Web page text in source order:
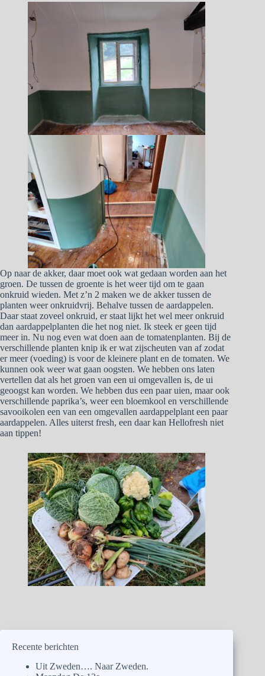
Op naar de akker, daar moet ook wat gedaan worden aan het
groen. De tussen de groente is het weer tijd om te gaan
onkruid wieden. Met z’n 2 maken we de akker tussen de
planten weer onkruidvrij. Behalve tussen de aardappelen.
Daar staat zoveel onkruid, er staat lijkt het wel meer onkruid
dan aardappelplanten die het nog niet. Ik steek er geen tijd
meer in. Nu nog even wat doen aan de tomatenplanten. Bij de
verschillende planten knip ik er wat zijscheuten van af zodat
er meer (voeding) is voor de kleinere plant en de tomaten. We
kunnen ook weer wat gaan oogsten. We hebben ons laten
vertellen dat als het groen van een ui omgevallen is, de ui
geoogst kan worden. We hebben dus een paar uien, maar ook
verschillende paprika’s, weer een bloemkool en verschillende
savooikolen een van een omgevallen aardappelplant een paar
aardappelen. Alles uiterst fresh, een daar kan Hellofresh niet
aan tippen!
Recente berichten
Uit Zweden…. Naar Zweden.